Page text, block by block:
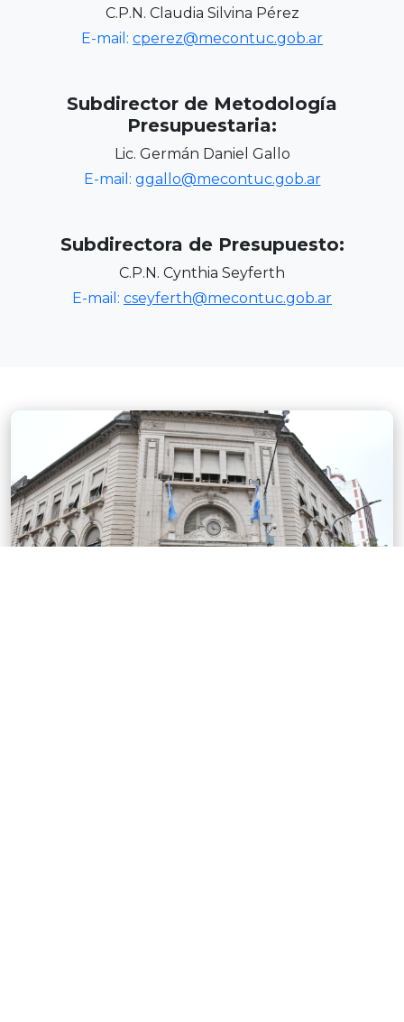
C.P.N. Claudia Silvina Pérez
E-mail: cperez@mecontuc.gob.ar
Subdirector de Metodología
Presupuestaria:
Lic. Germán Daniel Gallo
E-mail: ggallo@mecontuc.gob.ar
Subdirectora de Presupuesto:
C.P.N. Cynthia Seyferth
E-mail: cseyferth@mecontuc.gob.ar